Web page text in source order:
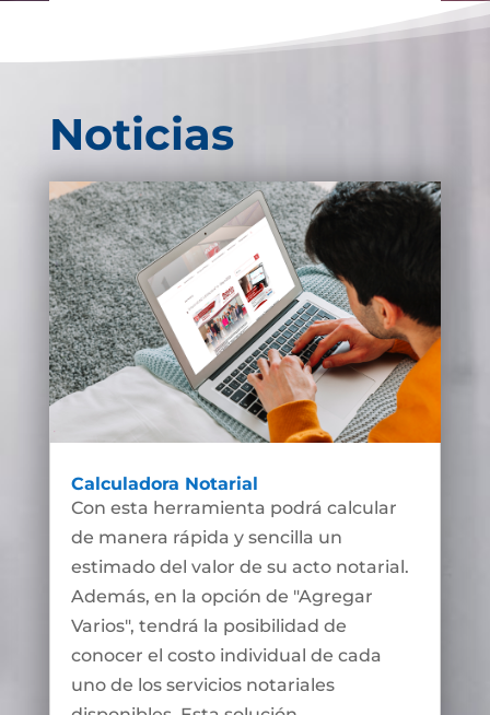
Noticias
Calculadora Notarial
Con esta herramienta podrá calcular
de manera rápida y sencilla un
estimado del valor de su acto notarial.
Además, en la opción de "Agregar
Varios", tendrá la posibilidad de
conocer el costo individual de cada
uno de los servicios notariales